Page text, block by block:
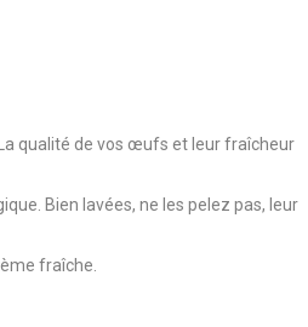
qualité de vos œufs et leur fraîcheur
Bien lavées, ne les pelez pas, leur
fraîche.